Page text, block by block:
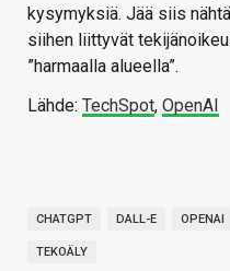
kysymyksiä. Jää siis
siihen liittyvät
”harmaalla alueella”.
Lähde: TechSpot, OpenAI
CHATGPT DALL-E OPENAI
TEKOÄLY